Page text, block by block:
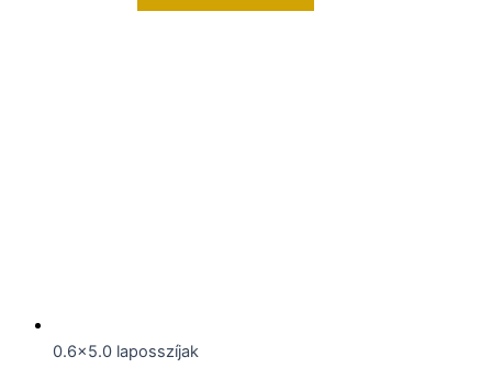
0.6x5.0 laposszíjak